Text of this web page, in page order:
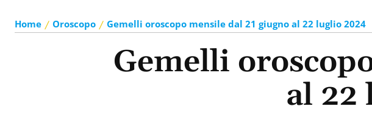
Home Oroscopo Gemelli oroscopo mensile dal 21 giugno al 22 luglio 2024
Gemelli
al 22